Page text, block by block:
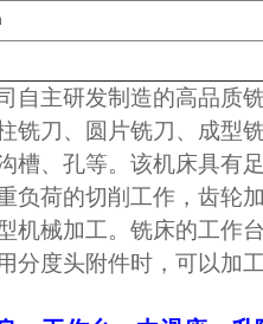
自主研发制造的高品质
铣刀、圆片铣刀、成型
槽、孔等。该机床具有
负荷的切削工作，齿轮
机械加工。铣床的工作
分度头附件时，可以加工